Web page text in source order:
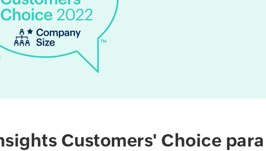
Customers' Choice para